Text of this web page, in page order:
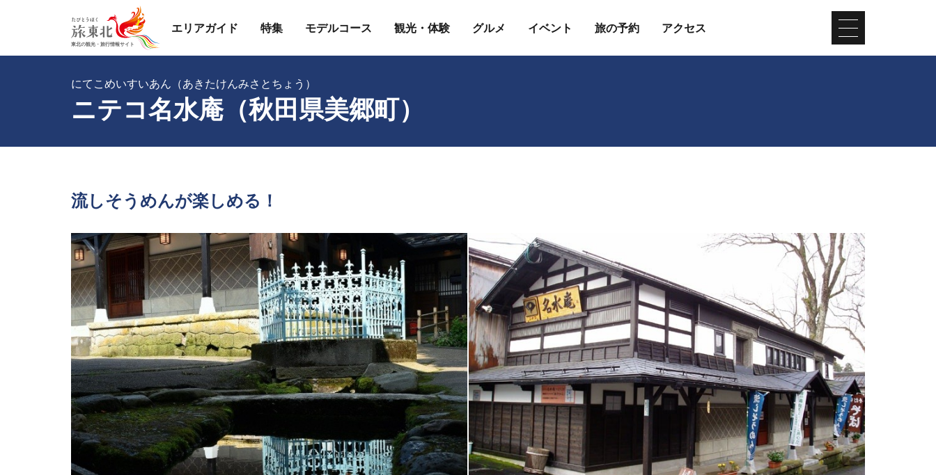
エリアガイド 特集 モデルコース 観光・体験 グルメ イベント 旅の予約 アクセス
ニテコ名水庵（秋田県美郷町）
にてこめいすいあん（あきたけんみさとちょう）
流しそうめんが楽しめる！